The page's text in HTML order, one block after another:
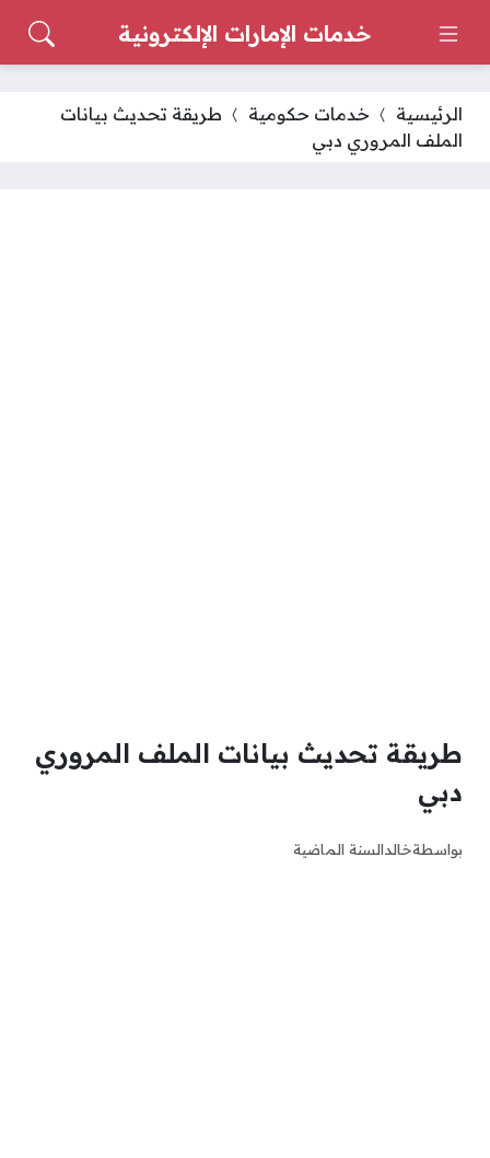
خدمات الإمارات الإلكترونية
الرئيسية خدمات حكومية
طريقة تحديث بيانات
الملف المروري دبي
طريقة تحديث بيانات الملف المروري
دبي
بواسطةخالدالسنة الماضية